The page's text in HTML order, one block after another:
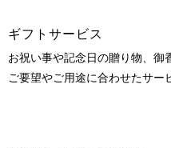
ギフトサービス
お祝い事や記念日の贈り物、御
ご要望やご用途に合わせたサー